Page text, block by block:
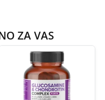
ZA VAS